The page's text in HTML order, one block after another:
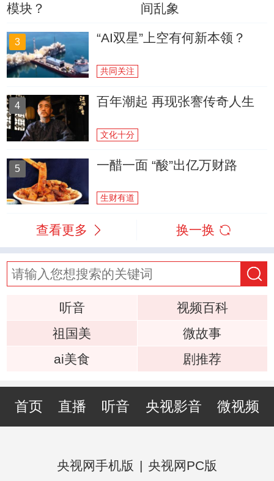
模块？
间乱象
3 “AI双星”上空有何新本领？
共同关注
4 百年潮起 再现张謇传奇人生
文化十分
5 一醋一面 “酸”出亿万财路
生财有道
查看更多 换一换
听音
视频百科
祖国美
微故事
ai美食
剧推荐
首页 直播 听音 央视影音 微视频
央视网手机版 | 央视网PC版